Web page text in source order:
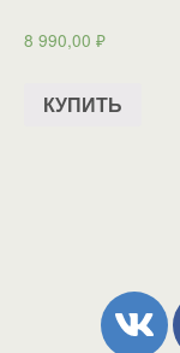
8 990,00 ₽
КУПИТЬ